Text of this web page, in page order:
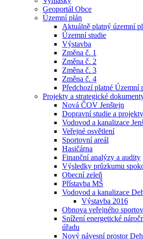
Geoportál Obce
Územní plán
Aktuálně platný územní
Územní studie
Výstavba
Změna č. 1
Změna č. 2
Změna č. 3
Změna č. 4
Předchozí platné Územní
Projekty a strategické
Nová ČOV Jenštejn
Dopravní studie a projekty
Vodovod a kanalizace
Veřejné osvětlení
Sportovní areál
Hasičárna
Finanční analýzy a audity
Výsledky průzkumu
Obecní zeleň
Přístavba MŠ
Vodovod a kanalizace
Výstavba 2016
Obnova veřejného
Snížení energetické
úřadu
Nový návesní prostor